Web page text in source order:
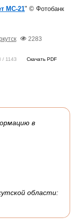
МС-21" © Фотобанк
2283
/ 1143 Скачать PDF
в
области: